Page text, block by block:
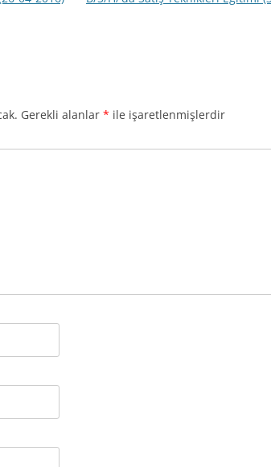
Gerekli alanlar * ile işaretlenmişlerdir